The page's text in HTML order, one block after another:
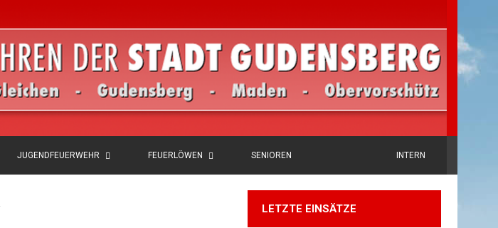
JUGENDFEUERWEHR FEUERLÖWEN SENIOREN INTERN
LETZTE EINSÄTZE